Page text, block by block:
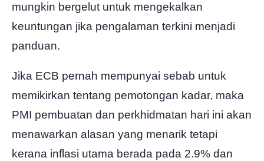
mungkin bergelut untuk mengekalkan
keuntungan jika pengalaman terkini menjadi
panduan.
Jika ECB pernah mempunyai sebab untuk
memikirkan tentang pemotongan kadar, maka
PMI pembuatan dan perkhidmatan hari ini akan
menawarkan alasan yang menarik tetapi
kerana inflasi utama berada pada 2.9% dan